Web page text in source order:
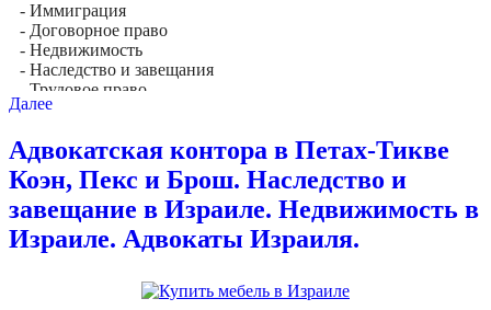
- Иммиграция
- Договорное право
- Недвижимость
- Наследство и завещания
- Трудовое право
Далее
Адвокатская контора в Петах-Тикве
Коэн, Пекс и Брош. Наследство и
завещание в Израиле. Недвижимость в
Израиле. Адвокаты Израиля.